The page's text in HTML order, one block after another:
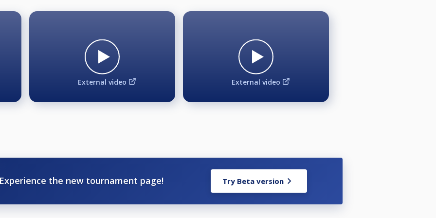
kan av NB godkjennes som klubbdrakt/skjorte;
bruk av denne type genser skal skjorte brukes under og kraven skal vises.
er tillatt. Dette kan være:
som bæres under en kortermet klubbdrakt/-skjorte i samme farge som det kortermete
klesplagget.
External video External video
Experience the new tournament page! Try Beta version